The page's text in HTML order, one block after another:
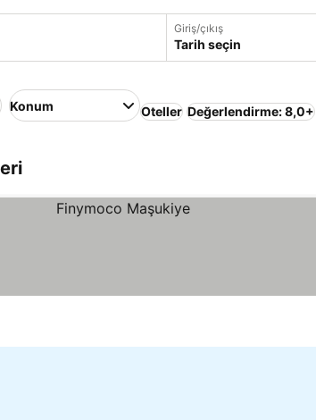
Giriş/çıkış
Tarih seçin
Konum Oteller Değerlendirme: 8,0+